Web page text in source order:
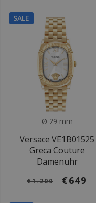
SALE
Ø 29 mm
Versace VE1B01525
Greca Couture
Damenuhr
€1.200 €649